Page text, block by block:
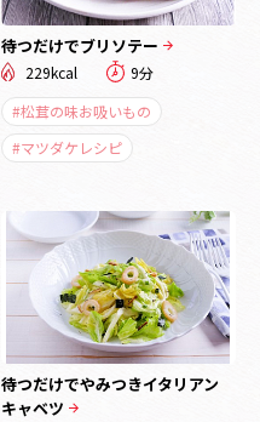
待つだけでブリソテー
229kcal
9分
#松茸の味お吸いもの
#マツダケレシピ
待つだけでやみつきイタリアン
キャベツ